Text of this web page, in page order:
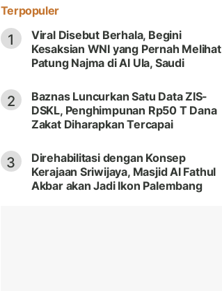
Terpopuler
1
Viral Disebut Berhala, Begini
Kesaksian WNI yang Pernah Melihat
Patung Najma di Al Ula, Saudi
2
Baznas Luncurkan Satu Data ZIS-
DSKL, Penghimpunan Rp50 T Dana
Zakat Diharapkan Tercapai
3
Direhabilitasi dengan Konsep
Kerajaan Sriwijaya, Masjid Al Fathul
Akbar akan Jadi Ikon Palembang